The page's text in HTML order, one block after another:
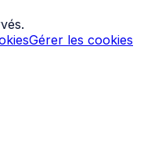
Gérer les cookies